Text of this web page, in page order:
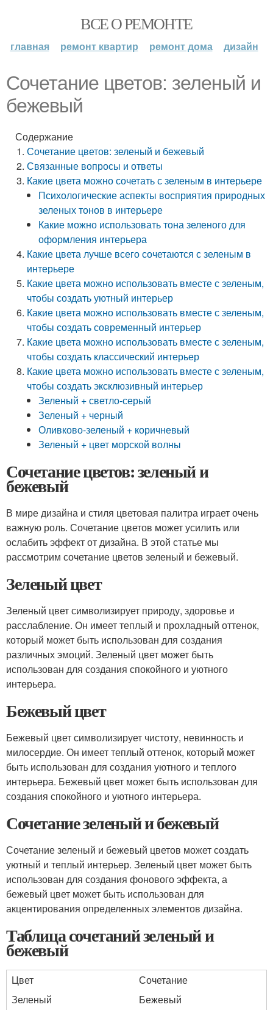
ВСЕ О РЕМОНТЕ
главная ремонт квартир ремонт дома дизайн
Сочетание цветов: зеленый и
бежевый
Содержание
Сочетание цветов: зеленый и бежевый
Связанные вопросы и ответы
Какие цвета можно сочетать с зеленым в интерьере
Психологические аспекты восприятия природных
зеленых тонов в интерьере
Какие можно использовать тона зеленого для
оформления интерьера
Какие цвета лучше всего сочетаются с зеленым в
интерьере
Какие цвета можно использовать вместе с зеленым,
чтобы создать уютный интерьер
Какие цвета можно использовать вместе с зеленым,
чтобы создать современный интерьер
Какие цвета можно использовать вместе с зеленым,
чтобы создать классический интерьер
Какие цвета можно использовать вместе с зеленым,
чтобы создать эксклюзивный интерьер
Зеленый + светло-серый
Зеленый + черный
Оливково-зеленый + коричневый
Зеленый + цвет морской волны
Сочетание цветов: зеленый и
бежевый
В мире дизайна и стиля цветовая палитра играет очень
важную роль. Сочетание цветов может усилить или
ослабить эффект от дизайна. В этой статье мы
рассмотрим сочетание цветов зеленый и бежевый.
Зеленый цвет
Зеленый цвет символизирует природу, здоровье и
расслабление. Он имеет теплый и прохладный оттенок,
который может быть использован для создания
различных эмоций. Зеленый цвет может быть
использован для создания спокойного и уютного
интерьера.
Бежевый цвет
Бежевый цвет символизирует чистоту, невинность и
милосердие. Он имеет теплый оттенок, который может
быть использован для создания уютного и теплого
интерьера. Бежевый цвет может быть использован для
создания спокойного и уютного интерьера.
Сочетание зеленый и бежевый
Сочетание зеленый и бежевый цветов может создать
уютный и теплый интерьер. Зеленый цвет может быть
использован для создания фонового эффекта, а
бежевый цвет может быть использован для
акцентирования определенных элементов дизайна.
Таблица сочетаний зеленый и
бежевый
Цвет
Сочетание
Зеленый
Бежевый